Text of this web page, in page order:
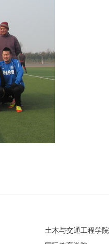
土木与交通工程学院